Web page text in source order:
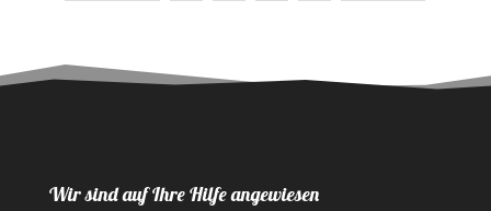
Wir sind auf Ihre Hilfe angewiesen